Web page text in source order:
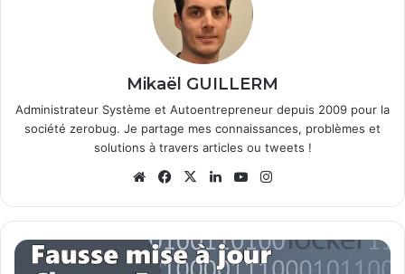
Mikaël GUILLERM
Administrateur Système et Autoentrepreneur depuis 2009 pour la
société zerobug. Je partage mes connaissances, problèmes et
solutions à travers articles ou tweets !
We
te
Fa
bo
ok
X
Lin
din
Yo
ub
e
ra
m
U